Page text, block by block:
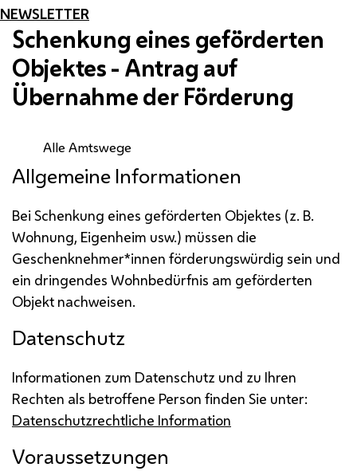
NEWSLETTER
Schenkung eines geförderten
Objektes - Antrag auf
Übernahme der Förderung
Alle Amtswege
Allgemeine Informationen
Bei Schenkung eines geförderten Objektes (z. B.
Wohnung, Eigenheim usw.) müssen die
Geschenknehmer*innen förderungswürdig sein und
ein dringendes Wohnbedürfnis am geförderten
Objekt nachweisen.
Datenschutz
Informationen zum Datenschutz und zu Ihren
Rechten als betroffene Person finden Sie unter:
Datenschutzrechtliche Information
Voraussetzungen